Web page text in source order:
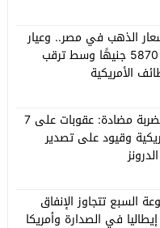
الذهب في مصر.. وعيار
21 يسجل 5870 جنيهًا وسط ترقب
الأمريكية
بكين ترد بضربة مضادة: عقوبات على 7
وقيود على تصدير
السبع تتجاوز الإنفاق
في الصدارة وأمريكا